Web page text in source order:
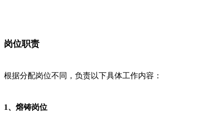
岗位职责
根据分配岗位不同，负责以下具体工作内容：
1、熔铸岗位